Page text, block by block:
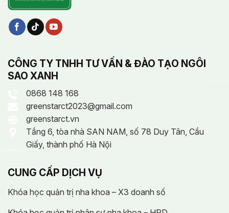
CÔNG TY TNHH TƯ VẤN & ĐÀO TẠO NGÔI
SAO XANH
0868 148 168
greenstarct2023@gmail.com
greenstarct.vn
Tầng 6, tòa nhà SAN NAM, số 78 Duy Tân, Cầu
Giấy, thành phố Hà Nội
CUNG CẤP DỊCH VỤ
Khóa học quản trị nha khoa – X3 doanh số